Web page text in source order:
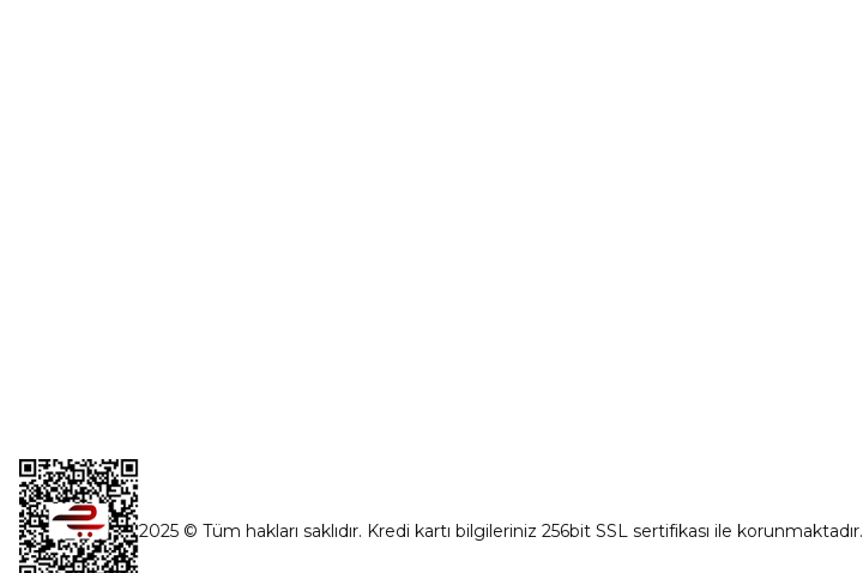
2025 © Tüm hakları saklıdır. Kredi kartı bilgileriniz 256bit SSL sertifikası ile korunmaktadır.